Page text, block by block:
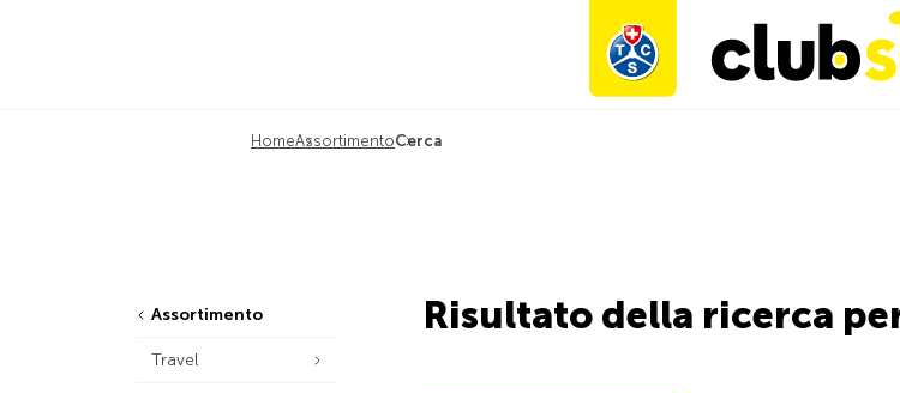
HomeAssortimentoCerca
Assortimento
Travel
Risultato della ricerca